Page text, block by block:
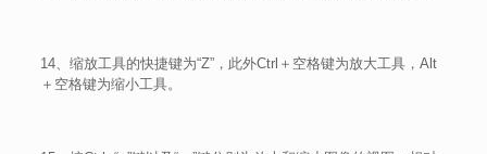
14、缩放工具的快捷键为“Z”，此外Ctrl＋空格键为放大工具，Alt
＋空格键为缩小工具。